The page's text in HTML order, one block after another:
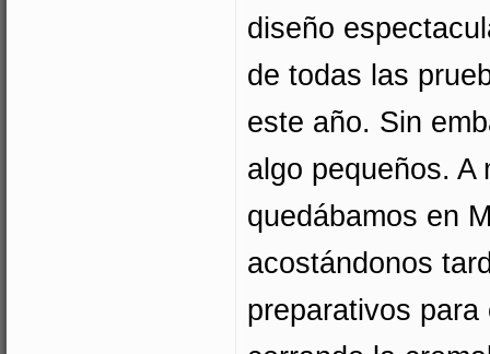
diseño
de todas las
este año. Sin
algo pequeños.
quedábamos en
acostándonos
preparativos